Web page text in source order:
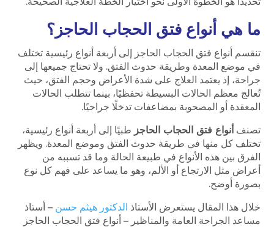
ما هي أنواع فتق الحجاب الحاجز؟
تنقسم أنواع فتق الحجاب الحاجز إلى أربعة أنواع رئيسية تختلف
في موضع المعدة وطريقة حدوث الفتق. ولا تحتاج جميعها إلى
جراحة، إذ يعتمد العلاج على شدة الأعراض وحجم الفتق، حيث
تُعالج معظم الحالات البسيطة تحفظيًا، بينما تتطلب الحالات
المعقدة أو المصحوبة بمضاعفات تدخلًا جراحيًا.
تصنف أنواع فتق الحجاب الحاجز طبيًا إلى أربعة أنواع رئيسية،
تختلف كل منها في طريقة حدوث الفتق وموضع المعدة. ويظهر
الفرق بين هذه الأنواع في طبيعة الحالة وما قد تسببه من
أعراض مثل الارتجاع أو الألم، وهو ما يساعد على فهم كل نوع
بصورة أوضح.
خلال هذا المقال يستعرض الأستاذ الدكتور هيثم حسن – أستاذ
مساعد الجراحة العامة والمناظير – أنواع فتق الحجاب الحاجز